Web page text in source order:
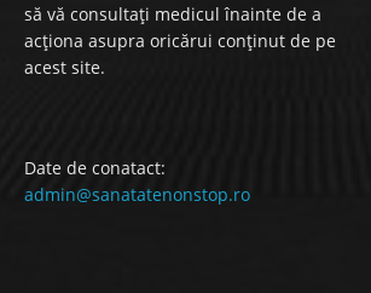
să vă consultați medicul înainte de a
acționa asupra oricărui conținut de pe
acest site.
Date de conatact:
admin@sanatatenonstop.ro